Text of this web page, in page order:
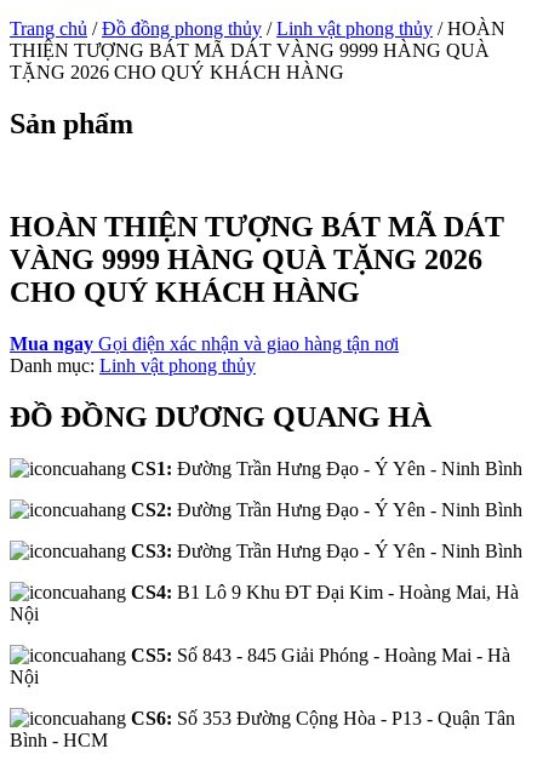
Trang chủ /Đồ đồng phong thủy /Linh vật phong thủy / HOÀN
THIỆN TƯỢNG BÁT MÃ DÁT VÀNG 9999 HÀNG QUÀ
TẶNG 2026 CHO QUÝ KHÁCH HÀNG
Sản phẩm
HOÀN THIỆN TƯỢNG BÁT MÃ DÁT
VÀNG 9999 HÀNG QUÀ TẶNG 2026
CHO QUÝ KHÁCH HÀNG
Mua ngay Gọi điện xác nhận và giao hàng tận nơi
Danh mục: Linh vật phong thủy
ĐỒ ĐỒNG DƯƠNG QUANG HÀ
CS1: Đường Trần Hưng Đạo - Ý Yên - Ninh Bình
CS2: Đường Trần Hưng Đạo - Ý Yên - Ninh Bình
CS3: Đường Trần Hưng Đạo - Ý Yên - Ninh Bình
CS4: B1 Lô 9 Khu ĐT Đại Kim - Hoàng Mai, Hà
Nội
CS5: Số 843 - 845 Giải Phóng - Hoàng Mai - Hà
Nội
CS6: Số 353 Đường Cộng Hòa - P13 - Quận Tân
Bình - HCM